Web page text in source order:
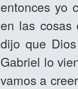
entonces yo
en las
dijo que
Gabriel lo
vamos a